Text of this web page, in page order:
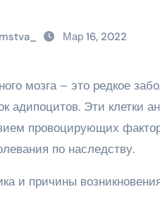
Мар 16, 2022
адипоцитов. Эти клетки
провоцирующих
по наследству.